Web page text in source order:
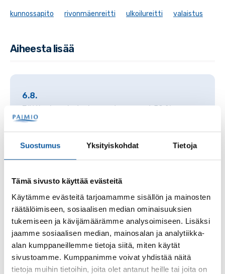
Suostumus Yksityiskohdat Tietoja
Tämä sivusto käyttää evästeitä
Käytämme evästeitä tarjoamamme sisällön ja mainosten
räätälöimiseen, sosiaalisen median ominaisuuksien
tukemiseen ja kävijämäärämme analysoimiseen. Lisäksi
jaamme sosiaalisen median, mainosalan ja analytiikka-
alan kumppaneillemme tietoja siitä, miten käytät
sivustoamme. Kumppanimme voivat yhdistää näitä
tietoja muihin tietoihin, joita olet antanut heille tai joita on
kunnossapito rivonmäenreitti ulkoilureitti valaistus
Aiheesta lisää
6.8.
Jättipalsamin torjunnasta saa nyt 50 %
korkeamman palkkion Crowdsorsassa
3.8.
Seuraavina viikonloppuina tapahtumista
1.8.
Solina ja Kolina avautuvat kesätauon jälkeen
maanantaina 3. elokuuta